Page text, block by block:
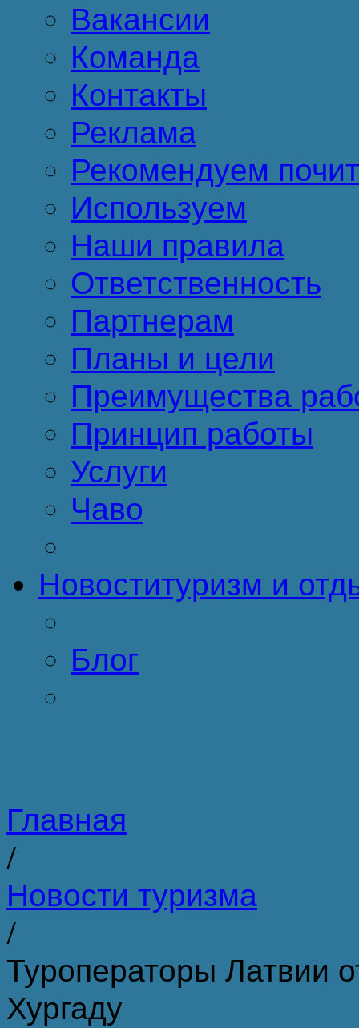
Вакансии
Команда
Контакты
Реклама
Рекомендуем
Используем
Наши правила
Ответственность
Партнерам
Планы и цели
Преимущества
Принцип работы
Услуги
Чаво
Новоституризм и
Блог
Главная
/
Новости туризма
/
Туроператоры Латвии
Хургаду